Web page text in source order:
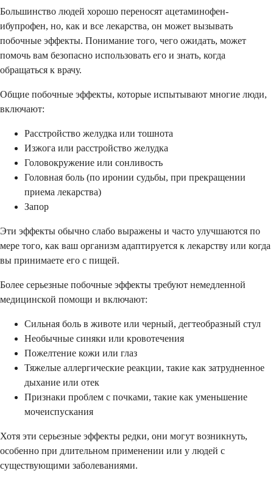
Большинство людей хорошо переносят ацетаминофен-
ибупрофен, но, как и все лекарства, он может вызывать
побочные эффекты. Понимание того, чего ожидать, может
помочь вам безопасно использовать его и знать, когда
обращаться к врачу.
Общие побочные эффекты, которые испытывают многие люди,
включают:
Расстройство желудка или тошнота
Изжога или расстройство желудка
Головокружение или сонливость
Головная боль (по иронии судьбы, при прекращении
приема лекарства)
Запор
Эти эффекты обычно слабо выражены и часто улучшаются по
мере того, как ваш организм адаптируется к лекарству или когда
вы принимаете его с пищей.
Более серьезные побочные эффекты требуют немедленной
медицинской помощи и включают:
Сильная боль в животе или черный, дегтеобразный стул
Необычные синяки или кровотечения
Пожелтение кожи или глаз
Тяжелые аллергические реакции, такие как затрудненное
дыхание или отек
Признаки проблем с почками, такие как уменьшение
мочеиспускания
Хотя эти серьезные эффекты редки, они могут возникнуть,
особенно при длительном применении или у людей с
существующими заболеваниями.